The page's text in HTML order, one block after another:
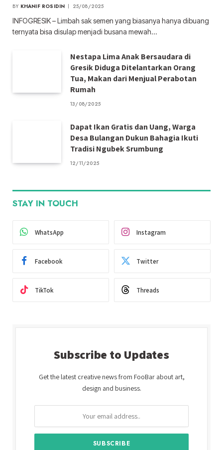
BY KHANIF ROSIDIN 25/08/2025
INFOGRESIK – Limbah sak semen yang biasanya hanya dibuang
ternyata bisa disulap menjadi busana mewah…
Nestapa Lima Anak Bersaudara di
Gresik Diduga Ditelantarkan Orang
Tua, Makan dari Menjual Perabotan
Rumah
13/08/2025
Dapat Ikan Gratis dan Uang, Warga
Desa Bulangan Dukun Bahagia Ikuti
Tradisi Ngubek Srumbung
12/11/2025
STAY IN TOUCH
WhatsApp Instagram
Facebook Twitter
TikTok Threads
Subscribe to Updates
Get the latest creative news from FooBar about art,
design and business.